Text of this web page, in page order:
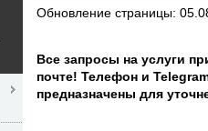
Обновление страницы:
Все запросы на услуги
почте! Телефон и
предназначены для